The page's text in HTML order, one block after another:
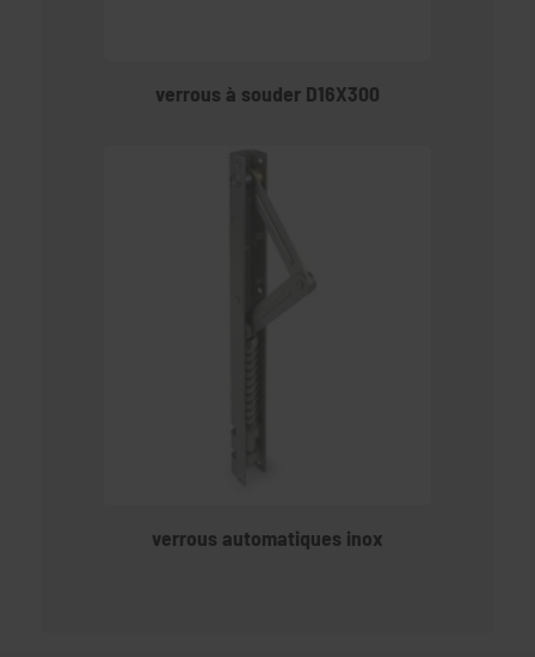
verrous à souder D16X300
verrous automatiques inox